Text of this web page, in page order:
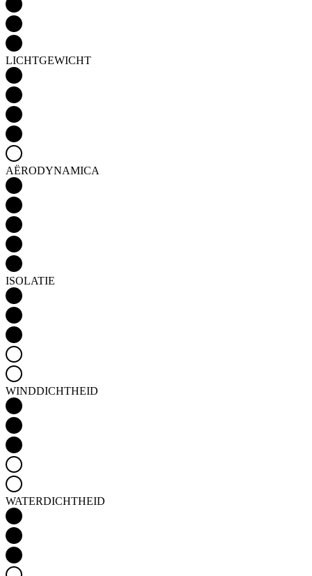
AËRODYNAMICA
ISOLATIE
WINDDICHTHEID
WATERDICHTHEID
Detail produktu